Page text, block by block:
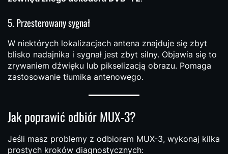
5. Przesterowany sygnał
W niektórych lokalizacjach antena znajduje się zbyt
blisko nadajnika i sygnał jest zbyt silny. Objawia się to
zrywaniem dźwięku lub pikselizacją obrazu. Pomaga
zastosowanie tłumika antenowego.
Jak poprawić odbiór MUX-3?
Jeśli masz problemy z odbiorem MUX-3, wykonaj kilka
prostych kroków diagnostycznych: